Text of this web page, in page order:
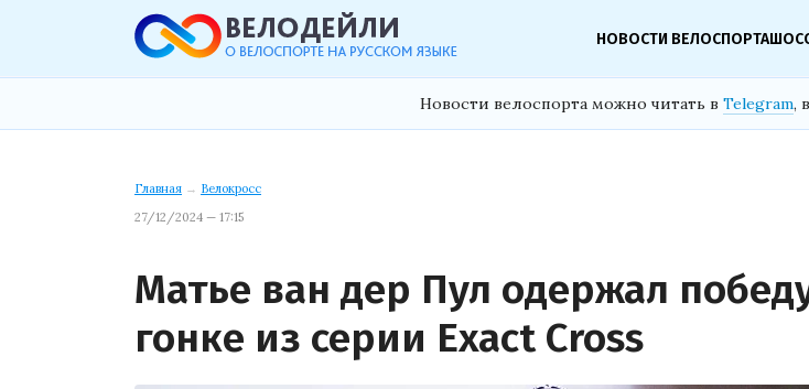
НОВОСТИ ВЕЛОСПОРТА
Новости велоспорта можно читать в Telegram, в
Главная → Велокросс
27/12/2024 — 17:15
Матье ван дер Пул одержал
гонке из серии Exact Cross